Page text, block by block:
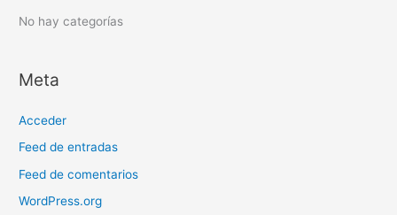
:No hay categorías
Meta
Acceder
Feed de entradas
Feed de comentarios
WordPress.org